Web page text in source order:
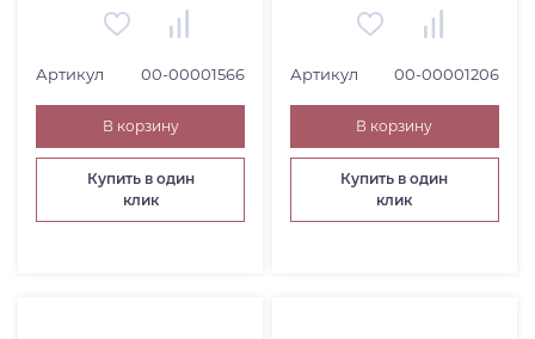
Артикул 00-00001566
В корзину
Купить в один
клик
Артикул 00-00001206
В корзину
Купить в один
клик